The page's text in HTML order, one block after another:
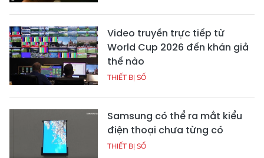
Video truyền trực tiếp từ
World Cup 2026 đến khán giả
thế nào
THIẾT BỊ SỐ
Samsung có thể ra mắt kiểu
điện thoại chưa từng có
THIẾT BỊ SỐ